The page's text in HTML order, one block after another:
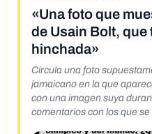
«Una foto que
de Usain Bolt, que
hinchada»
Circula una foto
jamaicano en la que
con una imagen suya
comentarios con los que